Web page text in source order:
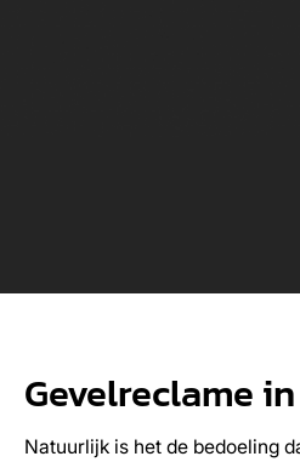
Gevelreclame
Natuurlijk is het de bedoeling